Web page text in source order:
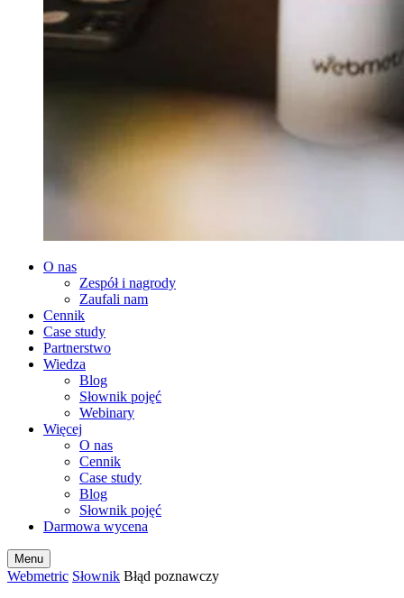
O nas
Zespół i nagrody
Zaufali nam
Cennik
Case study
Partnerstwo
Wiedza
Blog
Słownik pojęć
Webinary
Więcej
O nas
Cennik
Case study
Blog
Słownik pojęć
Darmowa wycena
Menu
Webmetric Słownik Błąd poznawczy